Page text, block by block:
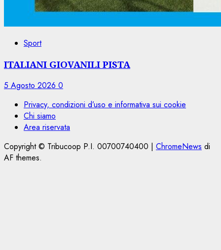
Sport
ITALIANI GIOVANILI PISTA
5 Agosto 2026 0
Privacy, condizioni d’uso e informativa sui cookie
Chi siamo
Area riservata
Copyright © Tribucoop P.I. 00700740400 | ChromeNews di
AF themes.